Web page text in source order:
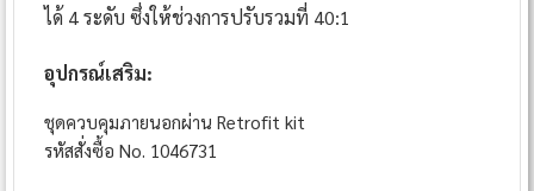
ได้ 4 ระดับ ซึ่งให้ช่วงการปรับรวมที่ 40:1
อุปกรณ์เสริม:
ชุดควบคุมภายนอกผ่าน Retrofit kit
รหัสสั่งซื้อ No. 1046731